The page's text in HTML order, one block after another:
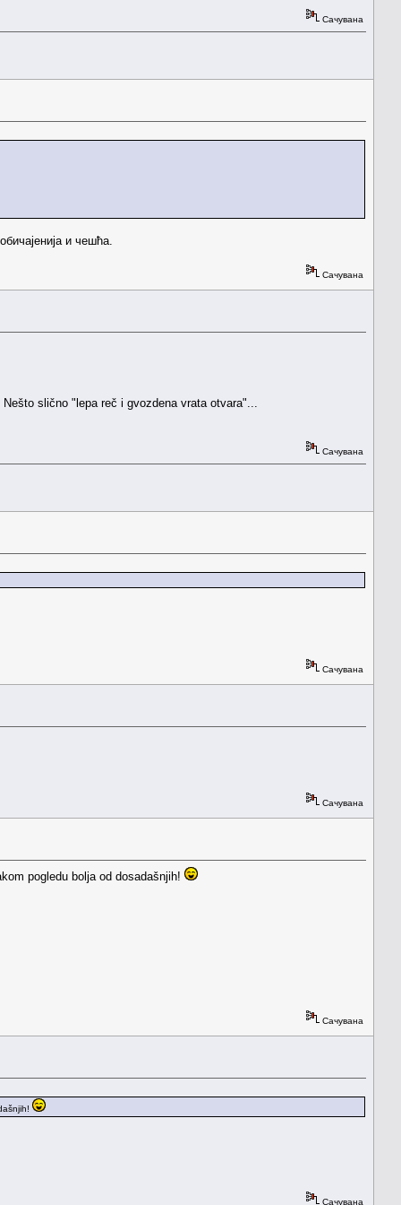
Сачувана
и чешћа.
Сачувана
slično "lepa reč i gvozdena vrata otvara"...
Сачувана
Сачувана
Сачувана
pogledu bolja od dosadašnjih!
Сачувана
Сачувана